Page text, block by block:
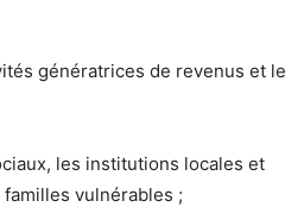
génératrices de revenus et le
les institutions locales et
vulnérables ;